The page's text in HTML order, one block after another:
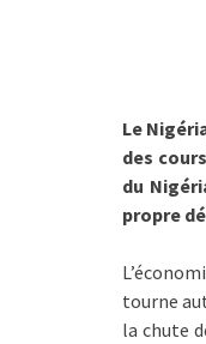
Le
des
du
propre
tourne
la chute